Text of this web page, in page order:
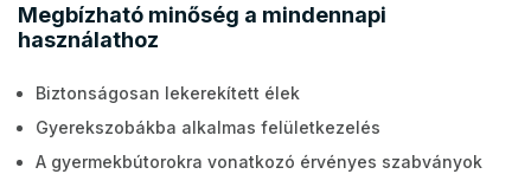
Megbízható minőség a mindennapi
használathoz
Biztonságosan lekerekített élek
Gyerekszobákba alkalmas felületkezelés
A gyermekbútorokra vonatkozó érvényes szabványok